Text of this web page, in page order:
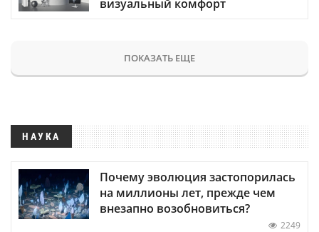
визуальный комфорт
ПОКАЗАТЬ ЕЩЕ
НАУКА
Почему эволюция застопорилась
на миллионы лет, прежде чем
внезапно возобновиться?
2249